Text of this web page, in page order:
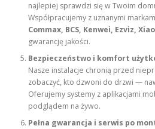
najlepiej sprawdzi się w Twoim
Współpracujemy z uznanymi
Commax, BCS, Kenwei, Ezviz,
gwarancję jakości.
Bezpieczeństwo i komfort
Nasze instalacje chronią przed
zobaczyć, kto dzwoni do drzwi —
Oferujemy systemy z aplikacjami
podglądem na żywo.
Pełna gwarancja i serwis po